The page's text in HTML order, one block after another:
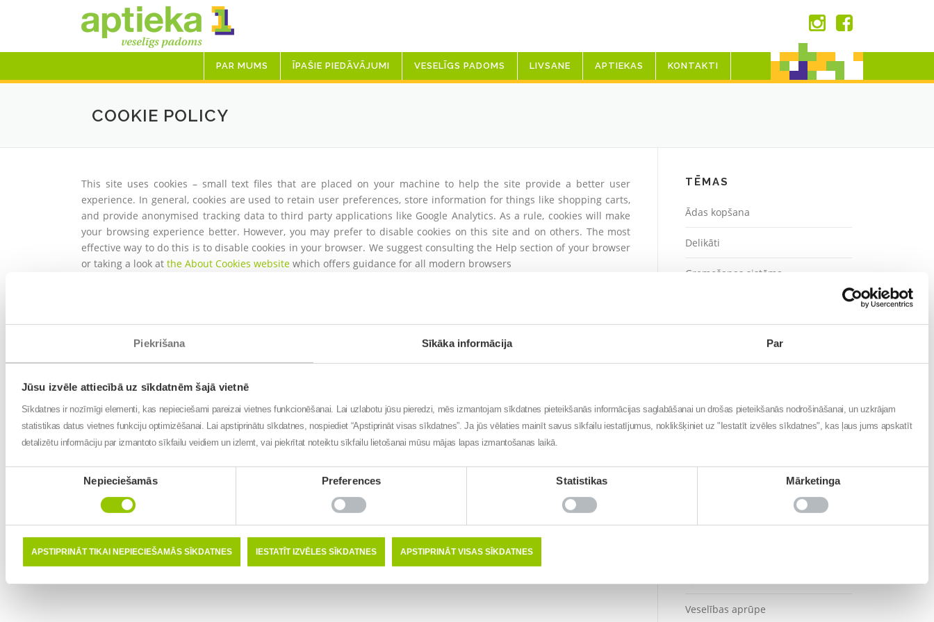
Piekrišana Sīkāka informācija Par
Jūsu izvēle attiecībā uz sīkdatnēm šajā vietnē
Sīkdatnes ir nozīmīgi elementi, kas nepieciešami pareizai vietnes funkcionēšanai. Lai uzlabotu jūsu pieredzi, mēs izmantojam sīkdatnes pieteikšanās informācijas saglabāšanai un drošas pieteikšanās nodrošināšanai, un uzkrājam
statistikas datus vietnes funkciju optimizēšanai. Lai apstiprinātu sīkdatnes, nospiediet “Apstiprināt visas sīkdatnes”. Ja jūs vēlaties mainīt savus sīkfailu iestatījumus, noklikšķiniet uz "Iestatīt izvēles sīkdatnes", kas ļaus jums apskatīt
detalizētu informāciju par izmantoto sīkfailu veidiem un izlemt, vai piekrītat noteiktu sīkfailu lietošanai mūsu mājas lapas izmantošanas laikā.
Nepieciešamās Preferences Statistikas Mārketinga
APSTIPRINĀT TIKAI NEPIECIEŠAMĀS SĪKDATNES IESTATĪT IZVĒLES SĪKDATNES APSTIPRINĀT VISAS SĪKDATNES
PAR MUMS ĪPAŠIE PIEDĀVĀJUMI VESELĪGS PADOMS LIVSANE APTIEKAS KONTAKTI
COOKIE POLICY
This site uses cookies – small text files that are placed on your machine to help the site provide a better user
experience. In general, cookies are used to retain user preferences, store information for things like shopping carts,
and provide anonymised tracking data to third party applications like Google Analytics. As a rule, cookies will make
your browsing experience better. However, you may prefer to disable cookies on this site and on others. The most
effective way to do this is to disable cookies in your browser. We suggest consulting the Help section of your browser
or taking a look at the About Cookies website which offers guidance for all modern browsers
TĒMAS
Ādas kopšana
Delikāti
Gremošanas sistēma
Imunitāte
Noderīgi
Veselības aprūpe